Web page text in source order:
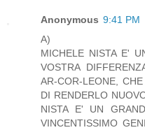
Anonymous 9:41 PM
A)
MICHELE NISTA E'
VOSTRA
AR-COR-LEONE,
DI RENDERLO
NISTA E' UN
VINCENTISSIMO